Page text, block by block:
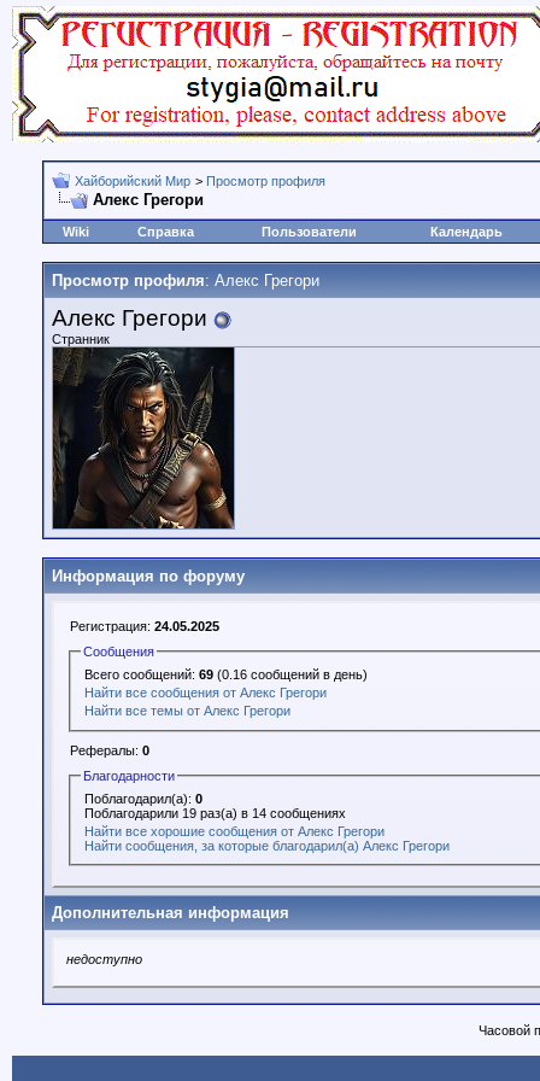
Хайборийский Мир > Просмотр профиля
Алекс Грегори
Wiki Справка Пользователи Календарь
Просмотр профиля: Алекс Грегори
Алекс Грегори
Странник
Информация по форуму
Регистрация: 24.05.2025
Сообщения
Всего сообщений:69 (0.16 сообщений в день)
Найти все сообщения от Алекс Грегори
Найти все темы от Алекс Грегори
Рефералы: 0
Благодарности
Поблагодарил(а):0
Поблагодарили 19 раз(а) в 14 сообщениях
Найти все хорошие сообщения от Алекс Грегори
Найти сообщения, за которые благодарил(а) Алекс Грегори
Дополнительная информация
недоступно
Часовой